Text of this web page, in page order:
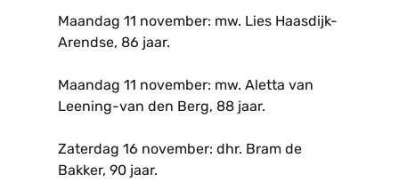
Maandag 11 november: mw. Lies Haasdijk-
Arendse, 86 jaar.
Maandag 11 november: mw. Aletta van
Leening-van den Berg, 88 jaar.
Zaterdag 16 november: dhr. Bram de
Bakker, 90 jaar.